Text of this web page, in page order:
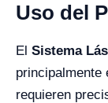
Uso del
El Sistema
principalmente
requieren